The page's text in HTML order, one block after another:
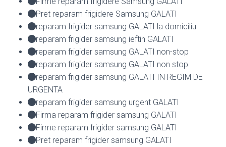
Pret reparam frigidere Samsung GALATI
reparam frigider samsung GALATI la domiciliu
reparam frigider samsung ieftin GALATI
reparam frigider samsung GALATI non-stop
reparam frigider samsung GALATI non stop
reparam frigider samsung GALATI IN REGIM DE
URGENTA
reparam frigider samsung urgent GALATI
Firma reparam frigider samsung GALATI
Firme reparam frigider samsung GALATI
Pret reparam frigider samsung GALATI